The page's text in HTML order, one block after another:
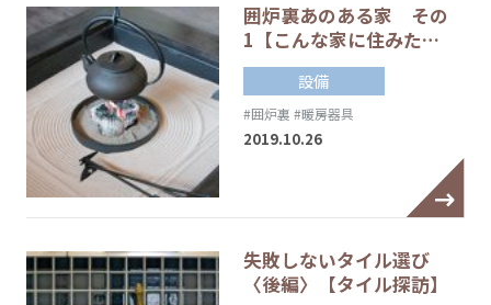
囲炉裏あのある家 その
1【こんな家に住みた…
設備
#囲炉裏 #暖房器具
2019.10.26
失敗しないタイル選び
〈後編〉【タイル探訪】